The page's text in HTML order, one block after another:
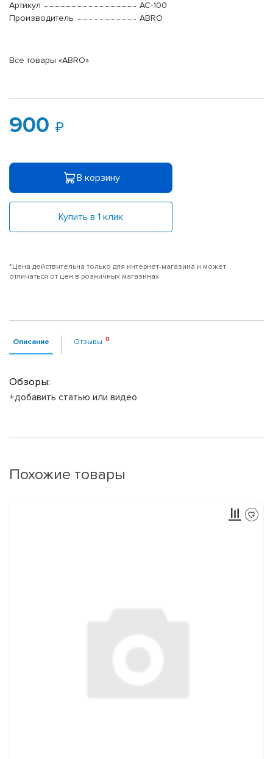
Артикул
AC-100
Производитель
ABRO
Все товары «ABRO»
900
В корзину
Купить в 1 клик
*Цена действительна только для интернет-магазина и может
отличаться от цен в розничных магазинах
Описание Отзывы
Обзоры:
+добавить статью или видео
Похожие товары